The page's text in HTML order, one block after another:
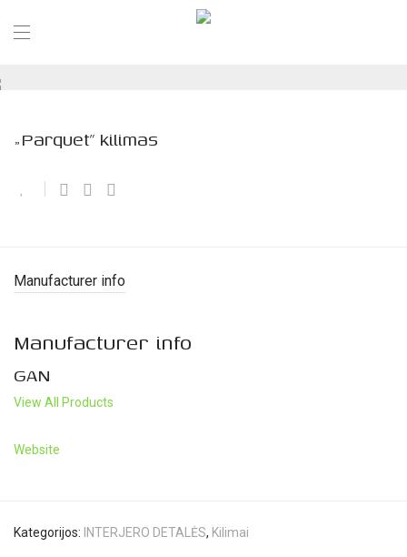
„Parquet” kilimas
Manufacturer info
Manufacturer info
GAN
View All Products
Website
Kategorijos: INTERJERO DETALĖS, Kilimai